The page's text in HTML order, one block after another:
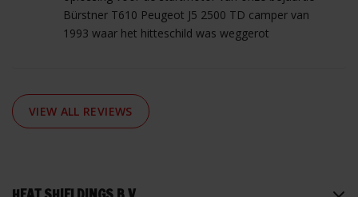
Bürstner T610 Peugeot J5 2500 TD camper van
1993 waar het hitteschild was weggerot
VIEW ALL REVIEWS